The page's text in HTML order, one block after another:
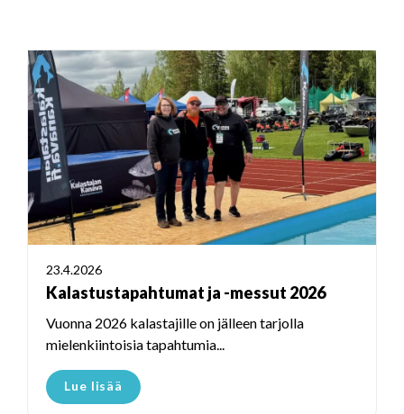
23.4.2026
Kalastustapahtumat ja -messut 2026
Vuonna 2026 kalastajille on jälleen tarjolla
mielenkiintoisia tapahtumia...
Lue lisää